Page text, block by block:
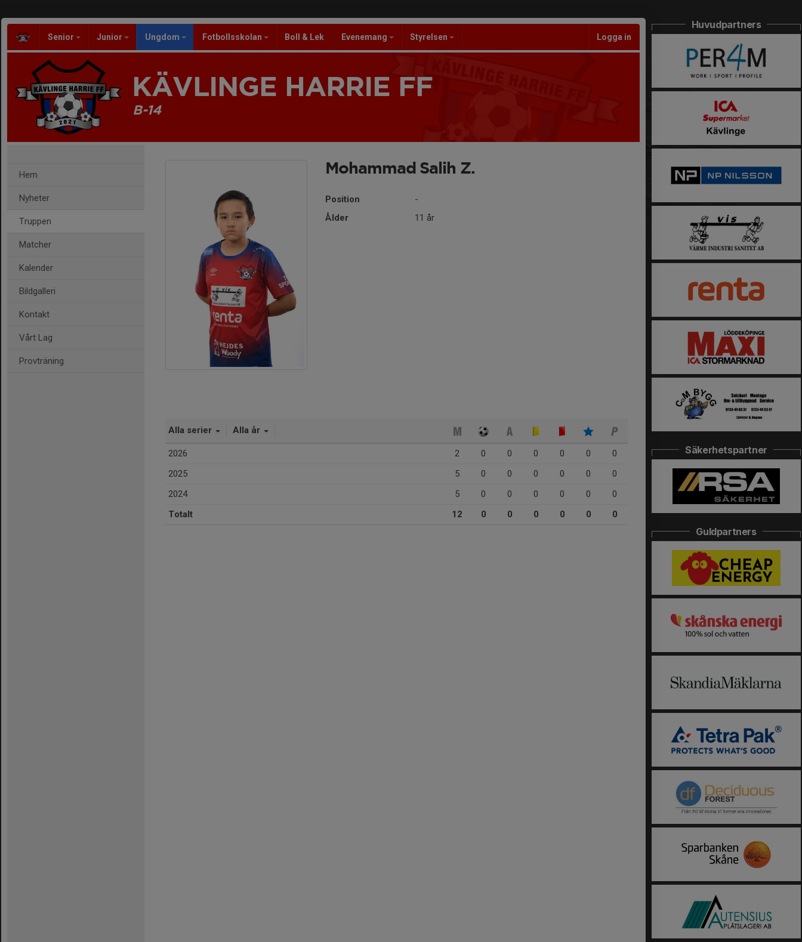
Senior Junior Ungdom Fotbollsskolan Boll & Lek Evenemang Styrelsen Logga in
KÄVLINGE HARRIE FF
B-14
Hem
Nyheter
Truppen
Matcher
Kalender
Bildgalleri
Kontakt
Vårt Lag
Provträning
Mohammad Salih Z.
Position
-
Ålder
11 år
Alla serier Alla år
2026 2 0 0 0 0 0
0
2025
5 0 0 0 0 0
0
2024
5 0 0 0 0 0
0
Totalt
12 0 0 0 0 0 0
Huvudpartners
Säkerhetspartner
Guldpartners